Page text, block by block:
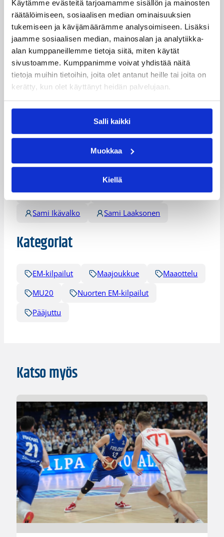
Käytämme evästeitä tarjoamamme sisällön ja mainosten
räätälöimiseen, sosiaalisen median ominaisuuksien
tukemiseen ja kävijämäärämme analysoimiseen. Lisäksi
jaamme sosiaalisen median, mainosalan ja analytiikka-
alan kumppaneillemme tietoja siitä, miten käytät
sivustoamme. Kumppanimme voivat yhdistää näitä
tietoja muihin tietoihin, joita olet antanut heille tai joita on
kerätty, kun olet käyttänyt heidän palvelujaan.
Salli kaikki
Muokkaa
Kiellä
Henkilöt
Anton Mirolybov
Antti Kanervo
Atte Perttu
Ei Ole
Ilpo Pehkonen
Matias Ojala
Matti Nuutinen
Miska Ahokas
Roope Ahonen
Roope Mäkelä
Sami Ikävalko
Sami Laaksonen
Kategoriat
EM-kilpailut Maajoukkue
Maaottelu
MU20
Nuorten EM-kilpailut
Pääjuttu
Katso myös